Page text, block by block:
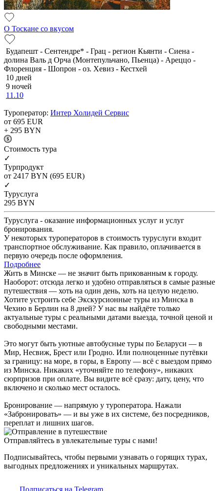
О Тоскане со вкусом
Будапешт - Сентендре* - Грац - регион Кьянти - Сиена -
долина Валь д Орча (Монтепульчано, Пьенца) - Ареццо -
Флоренция - Шопрон - оз. Хевиз - Кестхей
10 дней
9 ночей
11.10
Туроператор: Интер Холидей Сервис
от 695 EUR
+ 295 BYN
Cтоимость тура
✓
Турпродукт
от 2417 BYN (695 EUR)
✓
Туруслуга
295 BYN
Туруслуга - оказание информационных услуг и услуг
бронирования.
У некоторых туроператоров в стоимость туруслуги входит
транспортное обслуживание. Как правило, оплачивается в
первую очередь после оформления.
Подробнее
Жить в Минске — не значит быть прикованным к городу.
Наоборот: отсюда легко и удобно отправляться в самые разные
путешествия — хоть на один день, хоть на целую неделю.
Хотите устроить себе Экскурсионные туры из Минска в
Чехию в Берлин на 8 дней? У нас вы найдёте только
актуальные туры с реальными датами выезда, точной ценой и
свободными местами.
Это могут быть уютные автобусные туры по Беларуси — в
Мир, Несвиж, Брест или Гродно. Или полноценные путёвки
за границу: на море, в горы, в Европу — всё с выездом прямо
из Минска. Никаких «уточняйте по телефону», никаких
сюрпризов при оплате. Вы видите всё сразу: дату, цену, что
включено и сколько мест осталось.
Бронирование — напрямую у туроператора. Нажали
«Забронировать» — и вы уже в их системе, без посредников,
переплат и лишних шагов.
Отправляйтесь в увлекательные туры с нами!
Подписывайтесь, чтобы первыми узнавать о горящих турах,
выгодных предложениях и уникальных маршрутах.
Подписаться на Telegram